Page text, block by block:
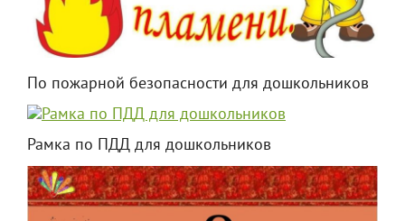
По пожарной безопасности для дошкольников
Рамка по ПДД для дошкольников